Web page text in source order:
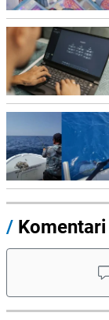
/ Komentari